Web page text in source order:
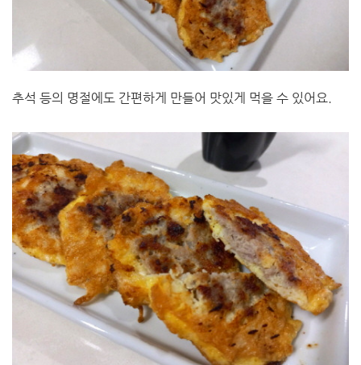
추석 등의 명절에도 간편하게 만들어 맛있게 먹을 수 있어요.